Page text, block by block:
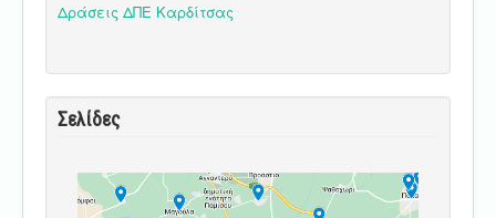
Δράσεις ΔΠΕ Καρδίτσας
Σελίδες